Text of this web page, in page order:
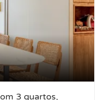
3 quartos,